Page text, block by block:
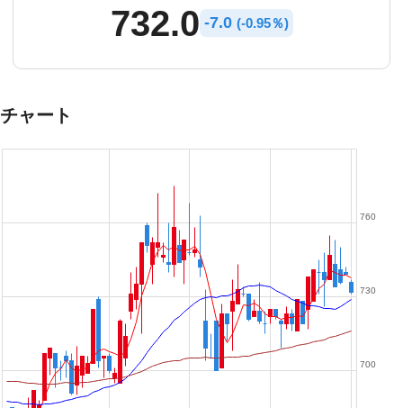
732.0 -7.0 (-0.95％)
チャート
700
730
760